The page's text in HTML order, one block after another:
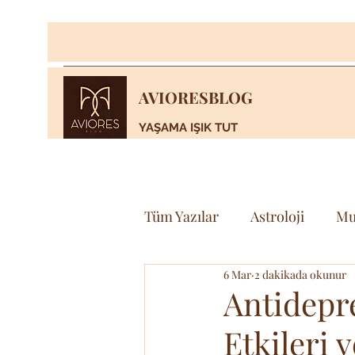
AVIORESBLOG
YAŞAMA IŞIK TUT
Tüm Yazılar Astroloji
Bilim & Teknoloji
Etkileri
6 Mar 2 dakikada okunur